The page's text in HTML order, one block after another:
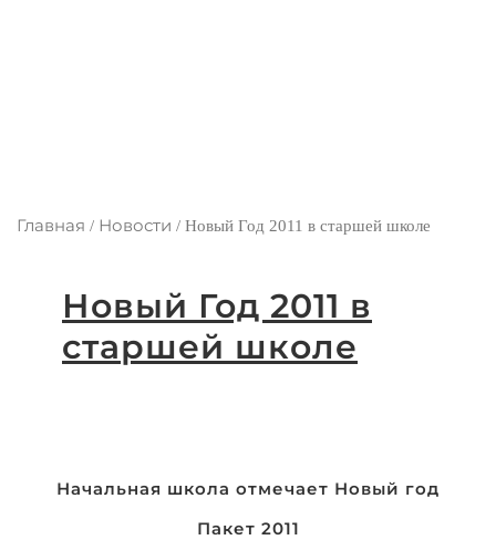
Главная / Новости / Новый Год 2011 в старшей школе
Новый Год 2011 в
старшей школе
Навигация
Начальная школа отмечает Новый год
Пакет 2011